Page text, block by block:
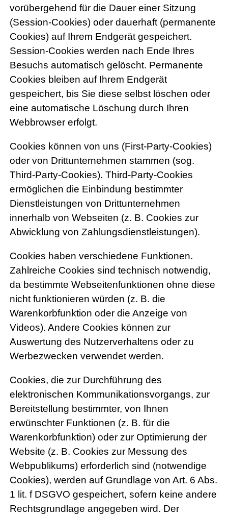
vorübergehend für die Dauer einer Sitzung
(Session-Cookies) oder dauerhaft (permanente
Cookies) auf Ihrem Endgerät gespeichert.
Session-Cookies werden nach Ende Ihres
Besuchs automatisch gelöscht. Permanente
Cookies bleiben auf Ihrem Endgerät
gespeichert, bis Sie diese selbst löschen oder
eine automatische Löschung durch Ihren
Webbrowser erfolgt.
Cookies können von uns (First-Party-Cookies)
oder von Drittunternehmen stammen (sog.
Third-Party-Cookies). Third-Party-Cookies
ermöglichen die Einbindung bestimmter
Dienstleistungen von Drittunternehmen
innerhalb von Webseiten (z. B. Cookies zur
Abwicklung von Zahlungsdienstleistungen).
Cookies haben verschiedene Funktionen.
Zahlreiche Cookies sind technisch notwendig,
da bestimmte Webseitenfunktionen ohne diese
nicht funktionieren würden (z. B. die
Warenkorbfunktion oder die Anzeige von
Videos). Andere Cookies können zur
Auswertung des Nutzerverhaltens oder zu
Werbezwecken verwendet werden.
Cookies, die zur Durchführung des
elektronischen Kommunikationsvorgangs, zur
Bereitstellung bestimmter, von Ihnen
erwünschter Funktionen (z. B. für die
Warenkorbfunktion) oder zur Optimierung der
Website (z. B. Cookies zur Messung des
Webpublikums) erforderlich sind (notwendige
Cookies), werden auf Grundlage von Art. 6 Abs.
1 lit. f DSGVO gespeichert, sofern keine andere
Rechtsgrundlage angegeben wird. Der